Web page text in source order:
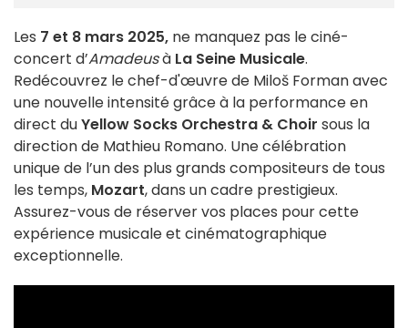
Les 7 et 8 mars 2025, ne manquez pas le ciné-
concert d’Amadeusà La Seine Musicale.
Redécouvrez le chef-d'œuvre de Miloš Forman avec
une nouvelle intensité grâce à la performance en
direct duYellow Socks Orchestra & Choir sous la
direction de Mathieu Romano. Une célébration
unique de l’un des plus grands compositeurs de tous
les temps, Mozart, dans un cadre prestigieux.
Assurez-vous de réserver vos places pour cette
expérience musicale et cinématographique
exceptionnelle.